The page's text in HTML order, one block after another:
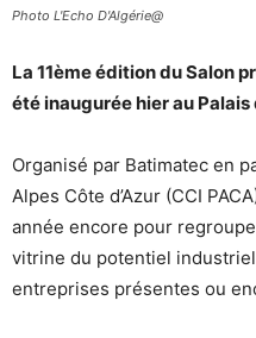
Photo L'Echo D'Algérie@
La 11ème édition du Salon
été inaugurée hier au
Organisé par Batimatec en
Alpes Côte d’Azur (CCI
année encore pour
vitrine du potentiel
entreprises présentes ou